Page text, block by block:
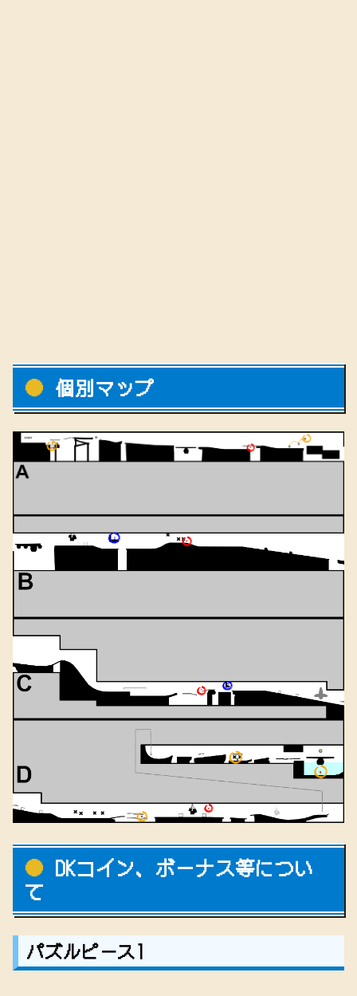
個別マップ
DKコイン、ボーナス等につい
て
パズルピース1